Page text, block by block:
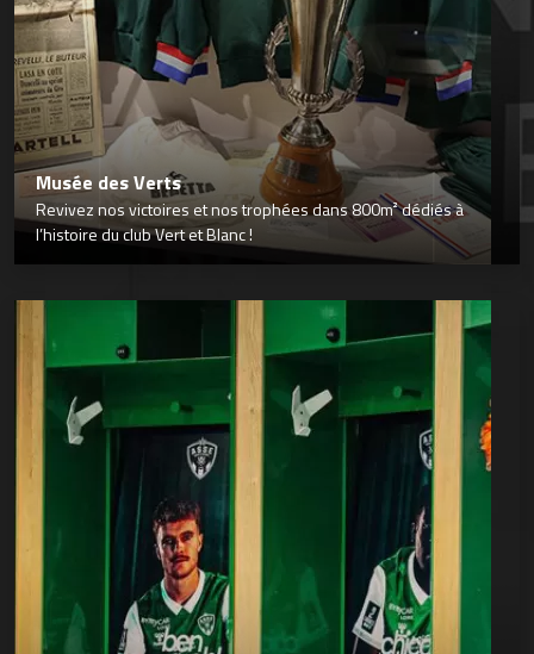
Musée des Verts
Revivez nos victoires et nos trophées dans 800m² dédiés à
l’histoire du club Vert et Blanc !